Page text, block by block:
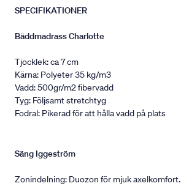
SPECIFIKATIONER
Bäddmadrass Charlotte
Tjocklek: ca 7 cm
Kärna: Polyeter 35 kg/m3
Vadd: 500gr/m2 fibervadd
Tyg: Följsamt stretchtyg
Fodral: Pikerad för att hålla vadd på plats
Säng Iggeström
Zonindelning: Duozon för mjuk axelkomfort.